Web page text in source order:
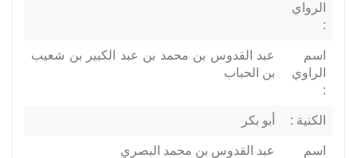
الرواي
:
اسم
الراوي
:
عبد القدوس بن محمد بن عبد الكبير بن شعيب
بن الحباب
الكنية : أبو بكر
اسم
عبد القدوس بن محمد البصري